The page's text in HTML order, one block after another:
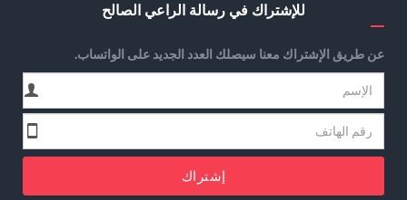
للإشتراك في رسالة الراعي الصالح
عن طريق الإشتراك معنا سيصلك العدد الجديد على الواتساب.
إشتراك